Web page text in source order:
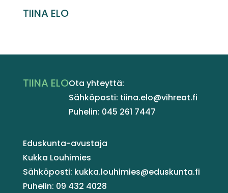
TIINA ELO
TIINA ELOOta yhteyttä:
Sähköposti: tiina.elo@vihreat.fi
Puhelin: 045 261 7447
Eduskunta-avustaja
Kukka Louhimies
Sähköposti: kukka.louhimies@eduskunta.fi
Puhelin: 09 432 4028